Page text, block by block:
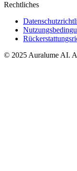
Rechtliches
© 2025 Auralume AI.